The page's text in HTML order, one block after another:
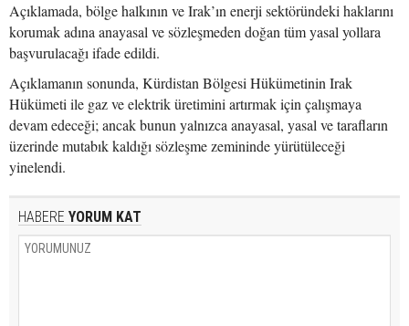
Açıklamada, bölge halkının ve Irak’ın enerji sektöründeki haklarını
korumak adına anayasal ve sözleşmeden doğan tüm yasal yollara
başvurulacağı ifade edildi.
Açıklamanın sonunda, Kürdistan Bölgesi Hükümetinin Irak
Hükümeti ile gaz ve elektrik üretimini artırmak için çalışmaya
devam edeceği; ancak bunun yalnızca anayasal, yasal ve tarafların
üzerinde mutabık kaldığı sözleşme zemininde yürütüleceği
yinelendi.
HABERE YORUM KAT